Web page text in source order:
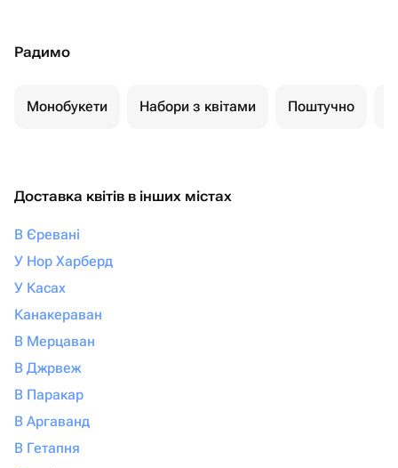
Радимо
Монобукети Набори з квітами Поштучно
Доставка квітів в інших містах
В Єревані
У Нор Харберд
У Касах
Канакераван
В Мерцаван
В Джрвеж
В Паракар
В Аргаванд
В Гетапня